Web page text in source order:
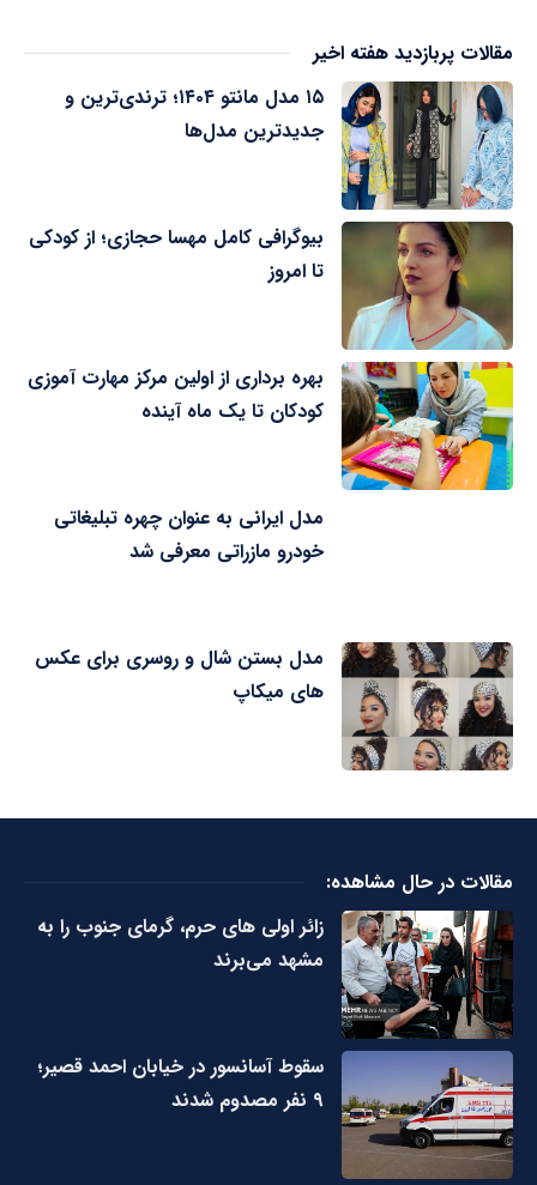
مقالات پربازدید هفته اخیر
۱۵ مدل مانتو ۱۴۰۴؛ ترندی‌ترین و
جدیدترین مدل‌ها
بیوگرافی کامل مهسا حجازی؛ از کودکی
تا امروز
بهره برداری از اولین مرکز مهارت آموزی
کودکان تا یک ماه آینده
مدل ایرانی به عنوان چهره تبلیغاتی
خودرو مازراتی معرفی شد
مدل بستن شال و روسری برای عکس
های میکاپ
مقالات در حال مشاهده:
زائر اولی های حرم، گرمای جنوب را به
مشهد می‌برند
سقوط آسانسور در خیابان احمد قصیر؛
۹ نفر مصدوم شدند